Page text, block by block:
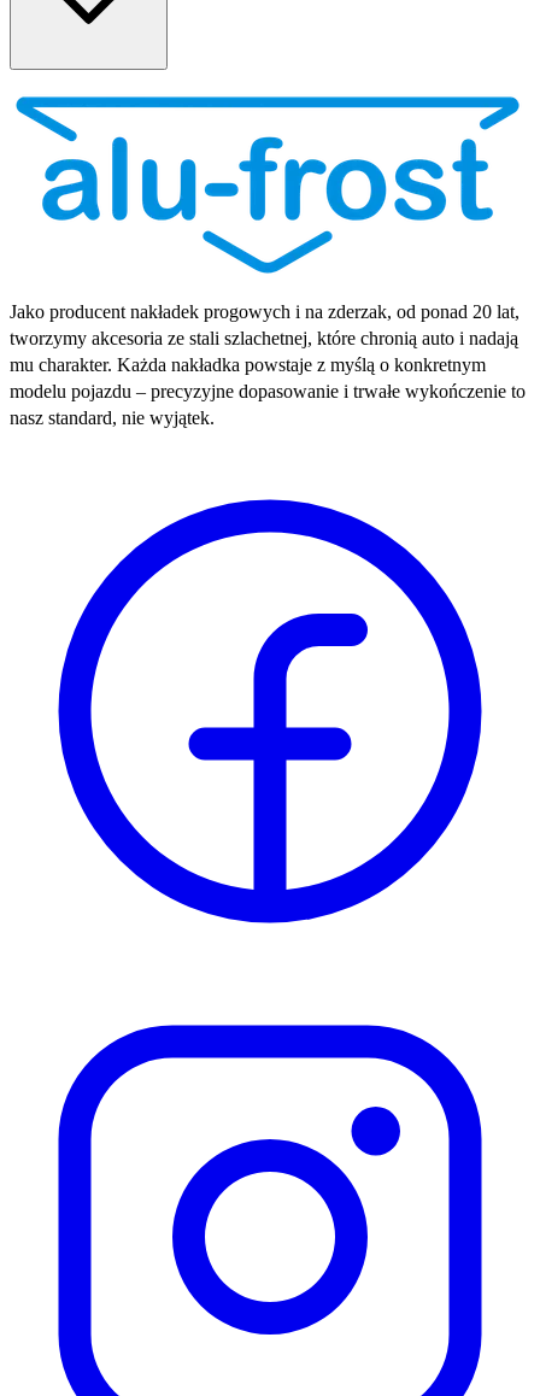
Jako producent nakładek progowych i na zderzak, od ponad 20 lat,
tworzymy akcesoria ze stali szlachetnej, które chronią auto i nadają
mu charakter. Każda nakładka powstaje z myślą o konkretnym
modelu pojazdu – precyzyjne dopasowanie i trwałe wykończenie to
nasz standard, nie wyjątek.